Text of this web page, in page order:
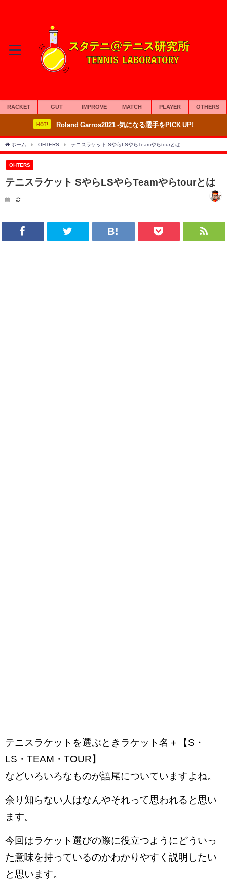
RACKET GUT IMPROVE MATCH PLAYER OTHERS
HOT! Roland Garros2021 -気になる選手をPICK UP!
ホーム OHTERS テニスラケット SやらLSやらTeamやらtourとは
OHTERS
テニスラケット SやらLSやらTeamやらtourとは
テニスラケットを選ぶときラケット名＋【S・
LS・TEAM・TOUR】
などいろいろなものが語尾についていますよね。
余り知らない人はなんやそれって思われると思い
ます。
今回はラケット選びの際に役立つようにどういっ
た意味を持っているのかわかりやすく説明したい
と思います。